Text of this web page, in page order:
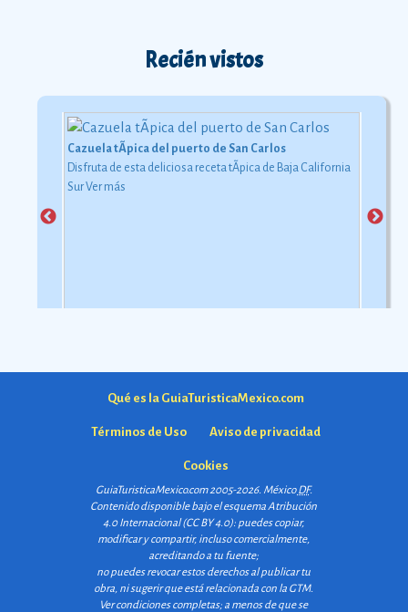
Recién vistos
Cazuela tÃ­pica del puerto de San Carlos
Disfruta de esta deliciosa receta tÃ­pica de Baja California
SurVer más
Qué es la GuiaTuristicaMexico.com
Términos de Uso Aviso de privacidad
Cookies
GuiaTuristicaMexico.com 2005-2026. MéxicoDF.
Contenido disponible bajo el esquemaAtribución
4.0 Internacional (CC BY 4.0): puedes copiar,
modificar y compartir, incluso comercialmente,
acreditando a tu fuente;
no puedes revocar estos derechos al publicar tu
obra, ni sugerir que está relacionada con la GTM.
Ver condiciones completas; a menos de que se